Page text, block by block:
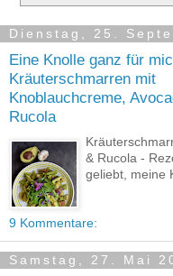
Dienstag, 25.
Eine Knolle ganz für
Kräuterschmarren mit
Knoblauchcreme,
Rucola
& Rucola -
geliebt, meine
9 Kommentare:
Samstag, 27. Mai